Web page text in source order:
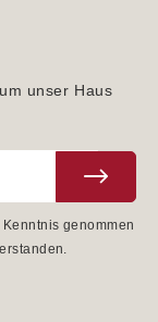
unser Haus
Kenntnis genommen